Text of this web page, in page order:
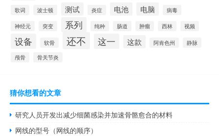
歌词 波士顿 测试 炎症 电池 电脑 病毒
神经元 突变 系列 纯种 肠道 肿瘤 西林 视频
设备 软骨 还不 这一 这款 阿肯色州
静脉
颅骨
骨关节炎
猜你想看的文章
研究人员开发出减少细菌感染并加速骨骼愈合的材料
网线的型号（网线的顺序）